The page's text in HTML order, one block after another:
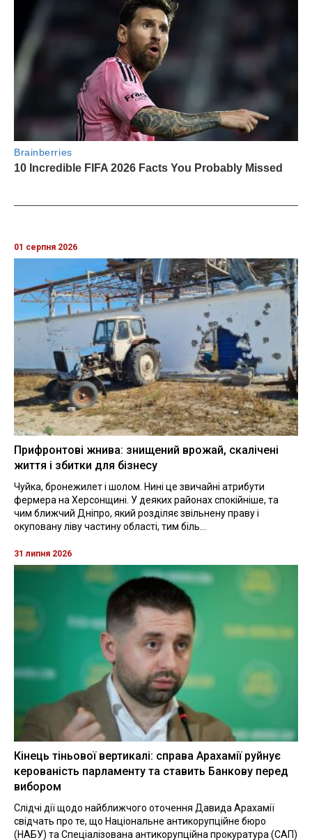
01 серпня 2026
Прифронтові жнива: знищений врожай, скалічені
життя і збитки для бізнесу
Чуйка, бронежилет і шолом. Нині це звичайні атрибути
фермера на Херсонщині. У деяких районах спокійніше, та
чим ближчий Дніпро, який розділяє звільнену праву і
окуповану ліву частину області, тим біль...
31 липня 2026
Кінець тіньової вертикалі: справа Арахамії руйнує
керованість парламенту та ставить Банкову перед
вибором
Слідчі дії щодо найближчого оточення Давида Арахамії
свідчать про те, що Національне антикорупційне бюро
(НАБУ) та Спеціалізована антикорупційна прокуратура (САП)